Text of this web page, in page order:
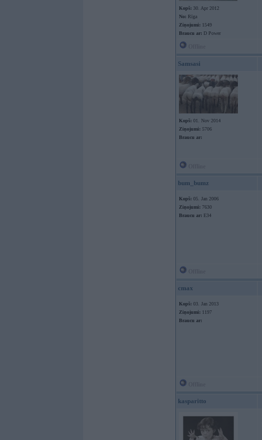
Kopš: 30. Apr 2012
No: Rīga
Ziņojumi: 1549
Braucu ar: D Power
Samsasi
Kopš: 01. Nov 2014
Ziņojumi: 5706
Braucu ar:
bum_bumz
Kopš: 05. Jan 2006
Ziņojumi: 7630
Braucu ar: E34
cmax
Kopš: 03. Jan 2013
Ziņojumi: 1197
Braucu ar:
kasparitto